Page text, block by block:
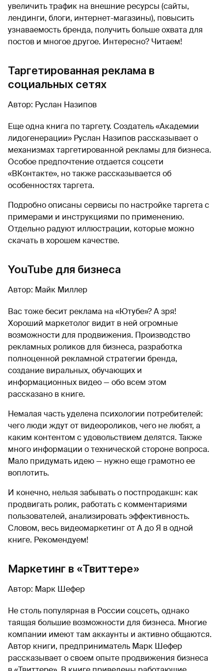
увеличить трафик на внешние ресурсы (сайты,
лендинги, блоги, интернет-магазины), повысить
узнаваемость бренда, получить больше охвата для
постов и многое другое. Интересно? Читаем!
Таргетированная реклама в
социальных сетях
Автор: Руслан Назипов
Еще одна книга по таргету. Создатель «Академии
лидогенерации» Руслан Назипов рассказывает о
механизмах таргетированной рекламы для бизнеса.
Особое предпочтение отдается соцсети
«ВКонтакте», но также рассказывается об
особенностях таргета.
Подробно описаны сервисы по настройке таргета с
примерами и инструкциями по применению.
Отдельно радуют иллюстрации, которые можно
скачать в хорошем качестве.
YouTube для бизнеса
Автор: Майк Миллер
Вас тоже бесит реклама на «Ютубе»? А зря!
Хороший маркетолог видит в ней огромные
возможности для продвижения. Производство
рекламных роликов для бизнеса, разработка
полноценной рекламной стратегии бренда,
создание виральных, обучающих и
информационных видео — обо всем этом
рассказано в книге.
Немалая часть уделена психологии потребителей:
чего люди ждут от видеороликов, чего не любят, а
каким контентом с удовольствием делятся. Также
много информации о технической стороне вопроса.
Мало придумать идею — нужно еще грамотно ее
воплотить.
И конечно, нельзя забывать о постпродакшн: как
продвигать ролик, работать с комментариями
пользователей, анализировать эффективность.
Словом, весь видеомаркетинг от А до Я в одной
книге. Рекомендуем!
Маркетинг в «Твиттере»
Автор: Марк Шефер
Не столь популярная в России соцсеть, однако
таящая большие возможности для бизнеса. Многие
компании имеют там аккаунты и активно общаются.
Автор книги, предприниматель Марк Шефер
рассказывает о своем опыте продвижения бизнеса